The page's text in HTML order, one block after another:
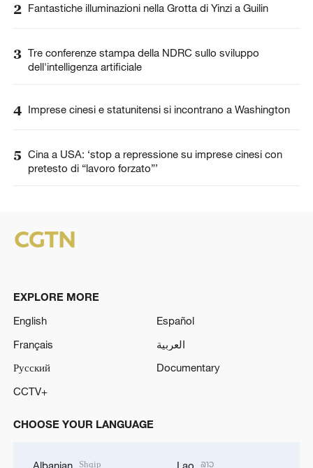
2 Fantastiche illuminazioni nella Grotta di Yinzi a Guilin
3 Tre conferenze stampa della NDRC sullo sviluppo
dell'intelligenza artificiale
4 Imprese cinesi e statunitensi si incontrano a Washington
5 Cina a USA: ‘stop a repressione su imprese cinesi con
pretesto di “lavoro forzato”’
EXPLORE MORE
English
Español
Français
العربية
Русский
Documentary
CCTV+
CHOOSE YOUR LANGUAGE
Shqip ລາວ